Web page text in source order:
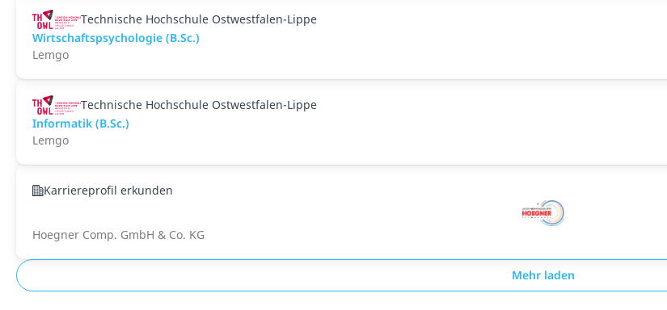
Technische Hochschule Ostwestfalen-Lippe
Wirtschaftspsychologie (B.Sc.)
Lemgo
Technische Hochschule Ostwestfalen-Lippe
Informatik (B.Sc.)
Lemgo
Karriereprofil erkunden
Hoegner Comp. GmbH & Co. KG
Mehr laden